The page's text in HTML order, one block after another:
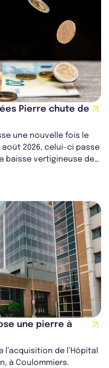
Pierre chute de
une nouvelle fois le
août 2026, celui-ci passe
baisse vertigineuse de
une pierre à
l’acquisition de l’Hôpital
à Coulommiers.